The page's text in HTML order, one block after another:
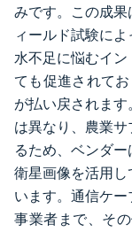
みです。この成
ィールド試験に
水不足に悩むイ
ても促進されて
が払い戻されま
は異なり、農業
るため、ベンダ
衛星画像を活用
います。通信ケ
事業者まで、そ